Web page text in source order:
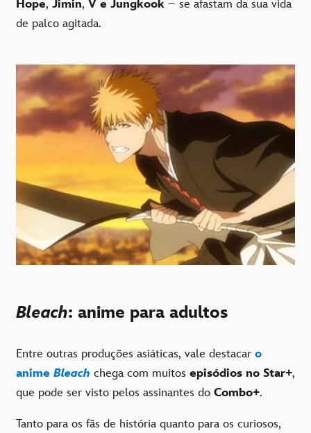
Hope, Jimin, V e Jungkook – se afastam da sua vida
de palco agitada.
Bleach: anime para adultos
Entre outras produções asiáticas, vale destacar o
anime Bleach chega com muitos episódios no Star+,
que pode ser visto pelos assinantes do Combo+.
Tanto para os fãs de história quanto para os curiosos,